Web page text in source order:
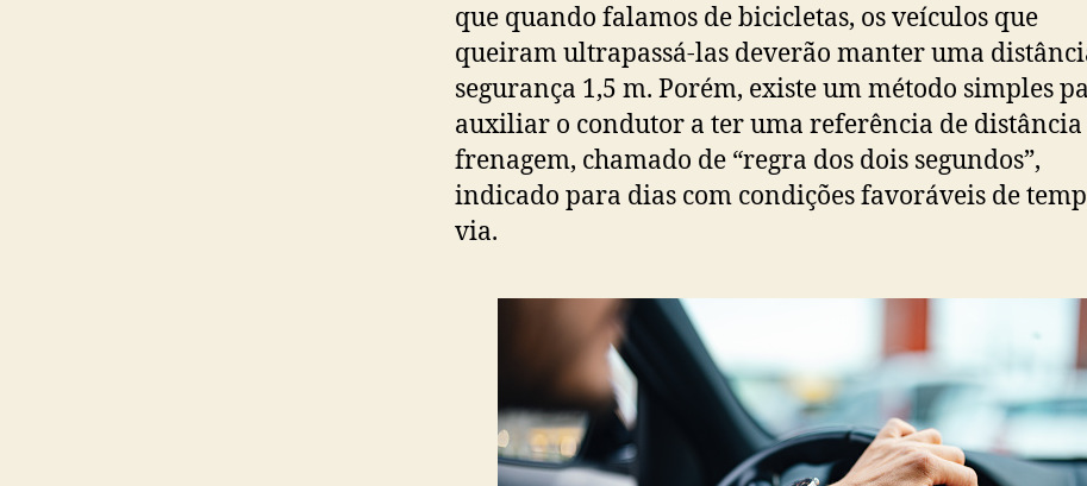
que quando falamos de bicicletas, os veículos que
queiram ultrapassá-las deverão manter uma
segurança 1,5 m. Porém, existe um método simples
auxiliar o condutor a ter uma referência de distância
frenagem, chamado de “regra dos dois segundos”,
indicado para dias com condições favoráveis de
via.